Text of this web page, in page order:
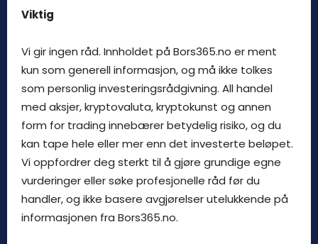
Viktig
Vi gir ingen råd. Innholdet på Bors365.no er ment
kun som generell informasjon, og må ikke tolkes
som personlig investeringsrådgivning. All handel
med aksjer, kryptovaluta, kryptokunst og annen
form for trading innebærer betydelig risiko, og du
kan tape hele eller mer enn det investerte beløpet.
Vi oppfordrer deg sterkt til å gjøre grundige egne
vurderinger eller søke profesjonelle råd før du
handler, og ikke basere avgjørelser utelukkende på
informasjonen fra Bors365.no.